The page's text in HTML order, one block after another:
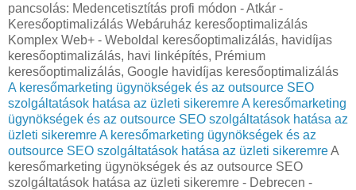
pancsolás: Medencetisztítás profi módon - Atkár -
Keresőoptimalizálás Webáruház keresőoptimalizálás
Komplex Web+ - Weboldal keresőoptimalizálás, havidíjas
keresőoptimalizálás, havi linképítés, Prémium
keresőoptimalizálás, Google havidíjas keresőoptimalizálás
A keresőmarketing ügynökségek és az outsource SEO
szolgáltatások hatása az üzleti sikeremreA keresőmarketing
ügynökségek és az outsource SEO szolgáltatások hatása az
üzleti sikeremreA keresőmarketing ügynökségek és az
outsource SEO szolgáltatások hatása az üzleti sikeremreA
keresőmarketing ügynökségek és az outsource SEO
szolgáltatások hatása az üzleti sikeremre - Debrecen -